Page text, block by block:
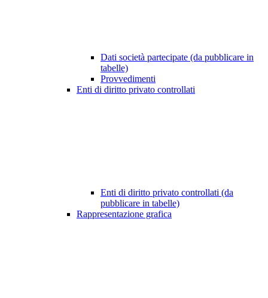
Dati società partecipate (da pubblicare in
tabelle)
Provvedimenti
Enti di diritto privato controllati
Enti di diritto privato controllati (da
pubblicare in tabelle)
Rappresentazione grafica